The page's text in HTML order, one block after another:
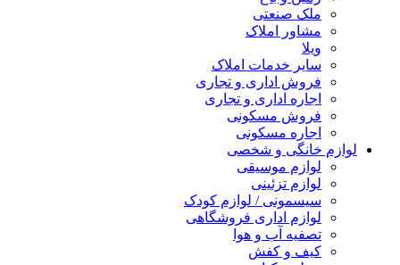
ملک صنعتی
مشاور املاک
ویلا
سایر خدمات املاک
فروش اداری و تجاری
اجاره اداری و تجاری
فروش مسکونی
اجاره مسکونی
لوازم خانگی و شخصی
لوازم موسیقی
لوازم تزئینی
سیسمونی / لوازم کودک
لوازم اداری فروشگاهی
تصفیه آب و هوا
کیف و کفش